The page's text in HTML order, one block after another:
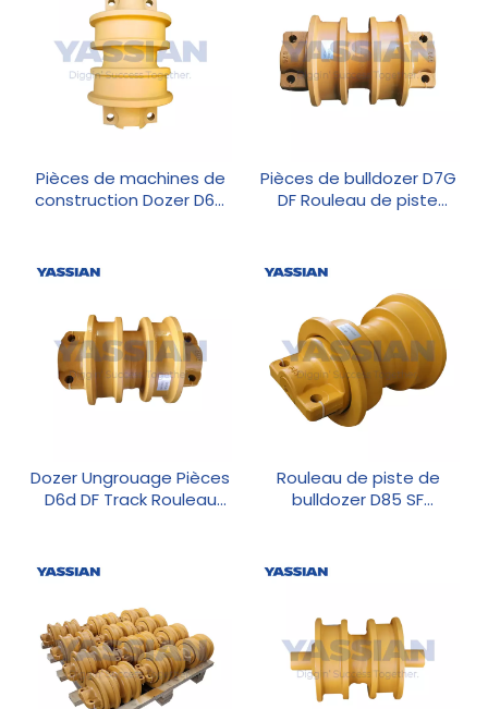
Pièces de machines de
construction Dozer D65
bulldozer
Pièces de bulldozer D7G
DF Rouleau de piste
Dozer Ungrouage Pièces
D6d DF Track Rouleau
Rouleau de piste de
bulldozer D85 SF
roulement